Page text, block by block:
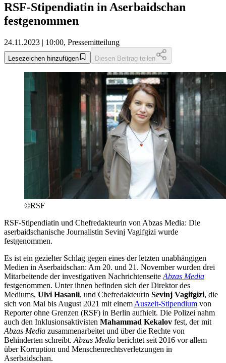
RSF-Stipendiatin in Aserbaidschan
festgenommen
24.11.2023 | 10:00, Pressemitteilung
Lesezeichen hinzufügen Diesen Beitrag teilen
©RSF
RSF-Stipendiatin und Chefredakteurin von Abzas Media: Die
aserbaidschanische Journalistin Sevinj Vagifgizi wurde
festgenommen.
Es ist ein gezielter Schlag gegen eines der letzten unabhängigen
Medien in Aserbaidschan: Am 20. und 21. November wurden drei
Mitarbeitende der investigativen Nachrichtenseite Abzas Media
festgenommen. Unter ihnen befinden sich der Direktor des
Mediums, Ulvi Hasanli, und Chefredakteurin Sevinj Vagifgizi, die
sich von Mai bis August 2021 mit einem Auszeit-Stipendium von
Reporter ohne Grenzen (RSF) in Berlin aufhielt. Die Polizei nahm
auch den Inklusionsaktivisten Mahammad Kekalov fest, der mit
Abzas Media zusammenarbeitet und über die Rechte von
Behinderten schreibt. Abzas Media berichtet seit 2016 vor allem
über Korruption und Menschenrechtsverletzungen in
Aserbaidschan.